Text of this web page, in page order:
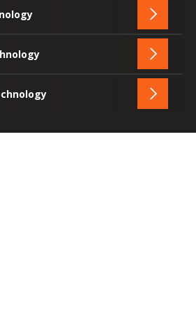
Bei
Krups
zählt
der
Schaum
Offen
-
Milk
Access
Offen
-
Milk
Comfort
Offen